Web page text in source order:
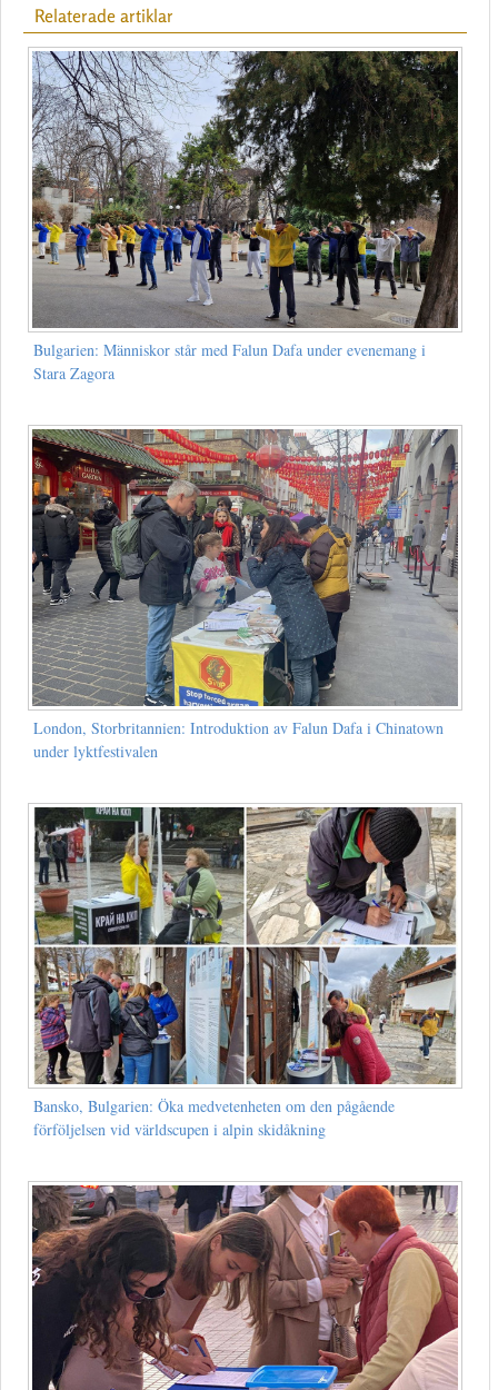
Relaterade artiklar
Bulgarien: Människor står med Falun Dafa under evenemang i
Stara Zagora
London, Storbritannien: Introduktion av Falun Dafa i Chinatown
under lyktfestivalen
Bansko, Bulgarien: Öka medvetenheten om den pågående
förföljelsen vid världscupen i alpin skidåkning